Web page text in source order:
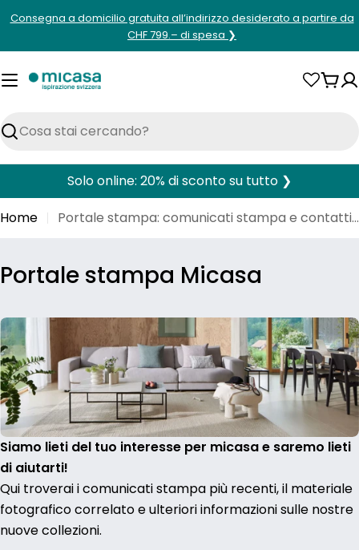
contenuto
Consegna a domicilio gratuita all’indirizzo desiderato a partire da
CHF 799.– di spesa ❯
Cerca
Solo online: 20% di sconto su tutto ❯
Home
Portale stampa: comunicati stampa e contatti | micasa
Portale stampa Micasa
Siamo lieti del tuo interesse per micasa e saremo lieti
di aiutarti!
Qui troverai i comunicati stampa più recenti, il materiale
fotografico correlato e ulteriori informazioni sulle nostre
nuove collezioni.